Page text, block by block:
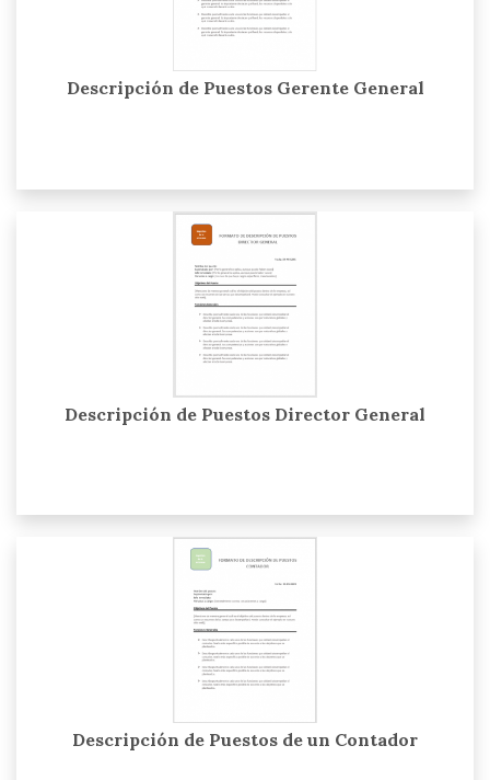
Descripción de Puestos Gerente General
Descripción de Puestos Director General
Descripción de Puestos de un Contador